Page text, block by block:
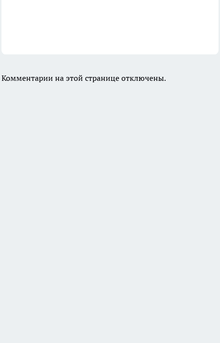
Комментарии на этой странице отключены.